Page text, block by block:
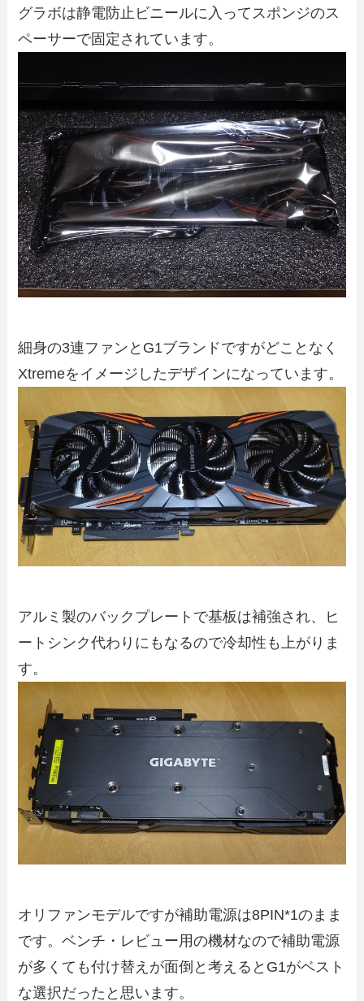
グラボは静電防止ビニールに入ってスポンジのス
ペーサーで固定されています。
細身の3連ファンとG1ブランドですがどことなく
Xtremeをイメージしたデザインになっています。
アルミ製のバックプレートで基板は補強され、ヒ
ートシンク代わりにもなるので冷却性も上がりま
す。
オリファンモデルですが補助電源は8PIN*1のまま
です。ベンチ・レビュー用の機材なので補助電源
が多くても付け替えが面倒と考えるとG1がベスト
な選択だったと思います。